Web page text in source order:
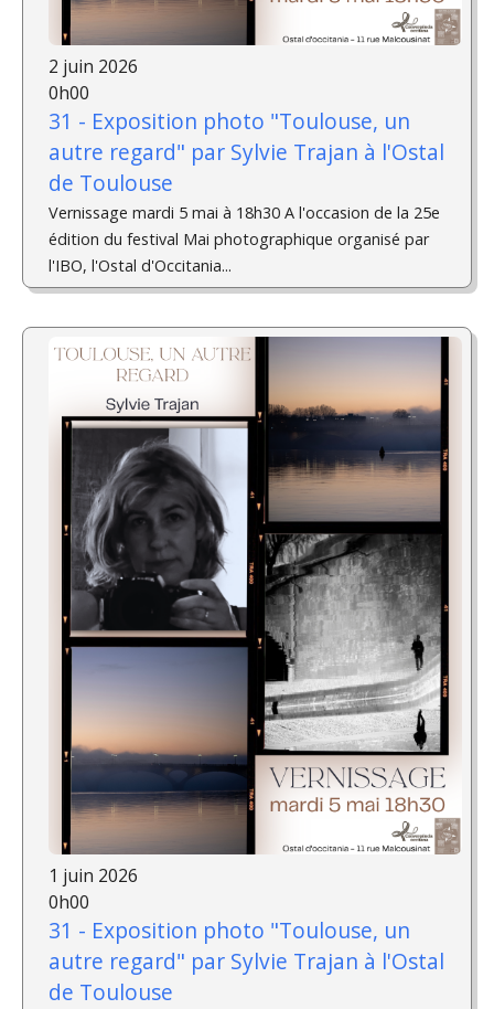
2 juin 2026
0h00
31 - Exposition photo "Toulouse, un
autre regard" par Sylvie Trajan à l'Ostal
de Toulouse
Vernissage mardi 5 mai à 18h30 A l'occasion de la 25e
édition du festival Mai photographique organisé par
l'IBO, l'Ostal d'Occitania...
1 juin 2026
0h00
31 - Exposition photo "Toulouse, un
autre regard" par Sylvie Trajan à l'Ostal
de Toulouse